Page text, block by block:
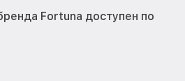
Fortuna доступен по